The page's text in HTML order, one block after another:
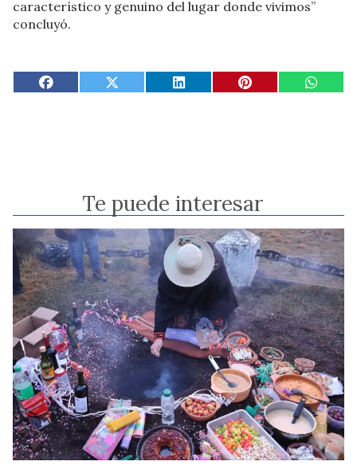
característico y genuino del lugar donde vivimos”
concluyó.
Te puede interesar